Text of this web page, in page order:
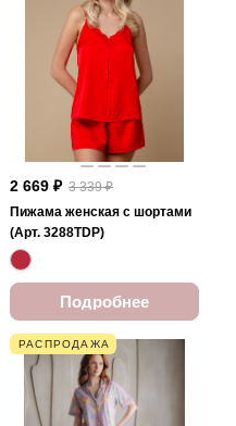
2 669 ₽ 3 339 ₽
Пижама женская с шортами
(Арт. 3288TDP)
Подробнее
РАСПРОДАЖА